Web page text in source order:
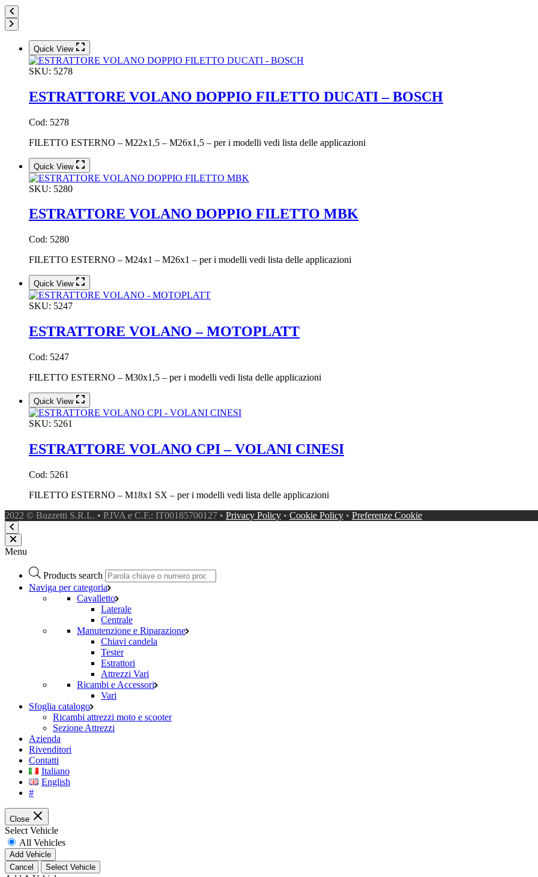
Quick View
SKU: 5278
ESTRATTORE VOLANO DOPPIO FILETTO DUCATI – BOSCH
Cod: 5278
FILETTO ESTERNO – M22x1,5 – M26x1,5 – per i modelli vedi lista delle applicazioni
Quick View
SKU: 5280
ESTRATTORE VOLANO DOPPIO FILETTO MBK
Cod: 5280
FILETTO ESTERNO – M24x1 – M26x1 – per i modelli vedi lista delle applicazioni
Quick View
SKU: 5247
ESTRATTORE VOLANO – MOTOPLATT
Cod: 5247
FILETTO ESTERNO – M30x1,5 – per i modelli vedi lista delle applicazioni
Quick View
SKU: 5261
ESTRATTORE VOLANO CPI – VOLANI CINESI
Cod: 5261
FILETTO ESTERNO – M18x1 SX – per i modelli vedi lista delle applicazioni
2022 © Buzzetti S.R.L. • P.IVA e C.F.: IT00185700127 • Privacy Policy • Cookie Policy • Preferenze Cookie
Menu
Products search
Naviga per categoria
Cavalletto
Laterale
Centrale
Manutenzione e Riparazione
Chiavi candela
Tester
Estrattori
Attrezzi Vari
Ricambi e Accessori
Vari
Sfoglia catalogo
Ricambi attrezzi moto e scooter
Sezione Attrezzi
Azienda
Rivenditori
Contatti
Italiano
English
#
Close
Select Vehicle
All Vehicles
Add Vehicle
Cancel
Select Vehicle